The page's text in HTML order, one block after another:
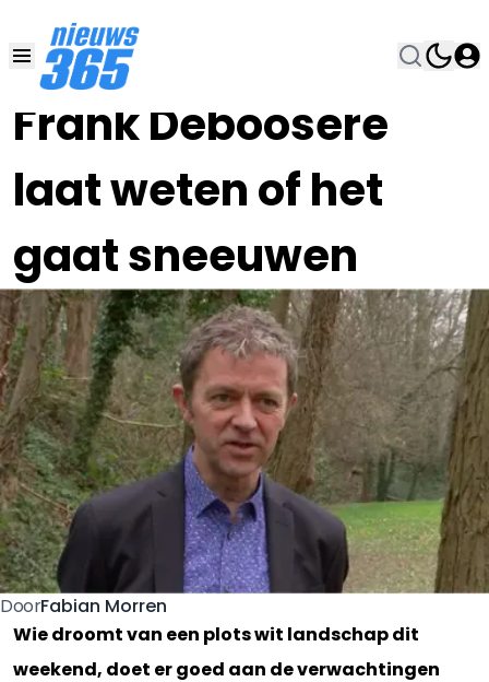
Frank Deboosere
laat weten of het
gaat sneeuwen
29 DEC 2025, 21:00
DoorFabian Morren
Wie droomt van een plots wit landschap dit
weekend, doet er goed aan de verwachtingen